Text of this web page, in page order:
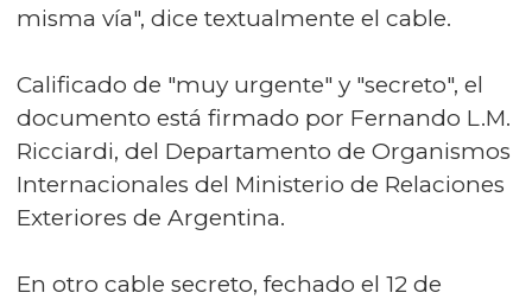
misma vía", dice textualmente el cable.
Calificado de "muy urgente" y "secreto", el
documento está firmado por Fernando L.M.
Ricciardi, del Departamento de Organismos
Internacionales del Ministerio de Relaciones
Exteriores de Argentina.
En otro cable secreto, fechado el 12 de